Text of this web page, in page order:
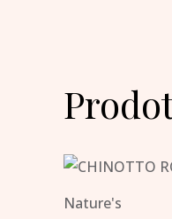
Nature's